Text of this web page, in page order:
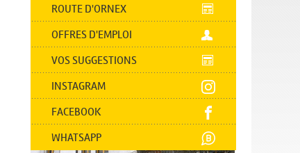
ROUTE D'ORNEX
OFFRES D'EMPLOI
VOS SUGGESTIONS
INSTAGRAM
FACEBOOK
WHATSAPP